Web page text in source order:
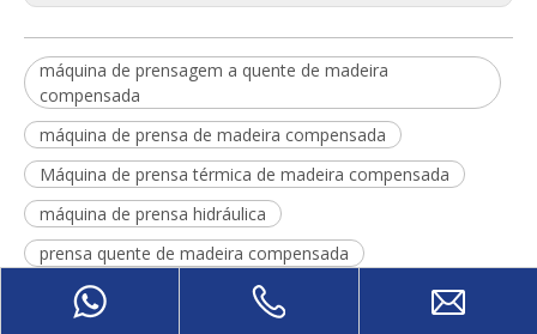
máquina de prensagem a quente de madeira
compensada
máquina de prensa de madeira compensada
Máquina de prensa térmica de madeira compensada
máquina de prensa hidráulica
prensa quente de madeira compensada
Prensa quente hidráulica de madeira compensada